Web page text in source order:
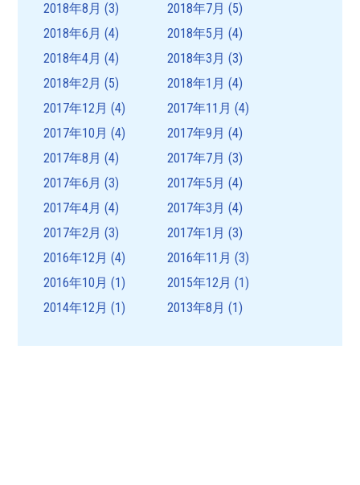
2018年8月 (3) 2018年7月 (5)
2018年6月 (4) 2018年5月 (4)
2018年4月 (4) 2018年3月 (3)
2018年2月 (5) 2018年1月 (4)
2017年12月 (4) 2017年11月 (4)
2017年10月 (4) 2017年9月 (4)
2017年8月 (4) 2017年7月 (3)
2017年6月 (3) 2017年5月 (4)
2017年4月 (4) 2017年3月 (4)
2017年2月 (3) 2017年1月 (3)
2016年12月 (4) 2016年11月 (3)
2016年10月 (1) 2015年12月 (1)
2014年12月 (1) 2013年8月 (1)